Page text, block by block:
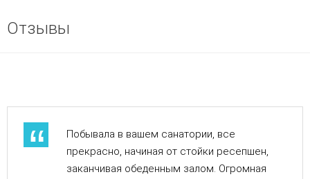
Отзывы
Побывала в вашем санатории, все
прекрасно, начиная от стойки ресепшен,
заканчивая обеденным залом. Огромная